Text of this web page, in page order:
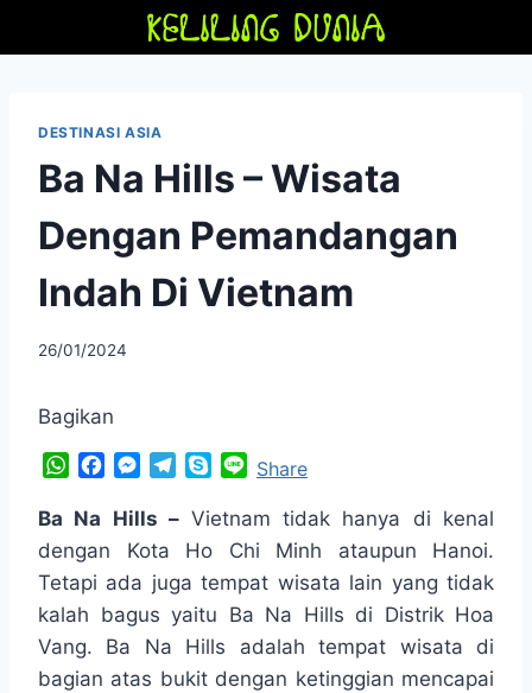
DESTINASI ASIA
Ba Na Hills – Wisata
Dengan Pemandangan
Indah Di Vietnam
By
26/01/2024
Bagikan
W
a
t
A
p
p
c
e
o
o
k
M
s
s
n
g
e
r
l
r
a
m
y
n
e
Share
Ba Na Hills – Vietnam tidak hanya di kenal
dengan Kota Ho Chi Minh ataupun Hanoi.
Tetapi ada juga tempat wisata lain yang tidak
kalah bagus yaitu Ba Na Hills di Distrik Hoa
Vang. Ba Na Hills adalah tempat wisata di
bagian atas bukit dengan ketinggian mencapai